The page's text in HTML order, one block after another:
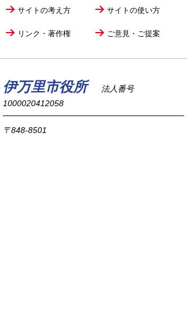
サイトの考え方 サイトの使い方
リンク・著作権 ご意見・ご提案
伊万里市役所
法人番号
1000020412058
〒848-8501